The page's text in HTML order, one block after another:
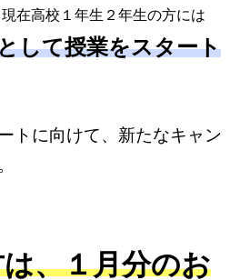
在高校１年生２年生の方には
して授業をスタート
トに向けて、新たなキャン
、１月分のお